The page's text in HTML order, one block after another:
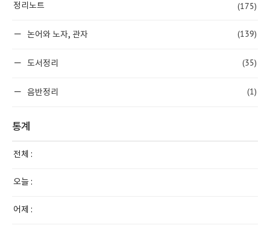
정리노트 (175)
논어와 노자, 관자 (139)
도서정리 (35)
음반정리 (1)
통계
전체 :
오늘 :
어제 :